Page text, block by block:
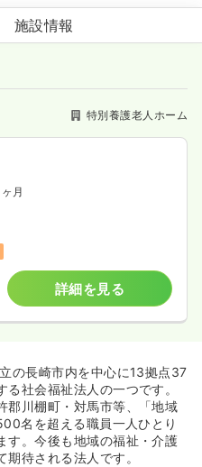
ーム いづはら
施設情報
特別養護老人ホーム
月
詳細を見る
の長崎市内を中心に13拠点37
社会福祉法人の一つです。
郡川棚町・対馬市等、「地域
名を超える職員一人ひとり
す。今後も地域の福祉・介護
待される法人です。